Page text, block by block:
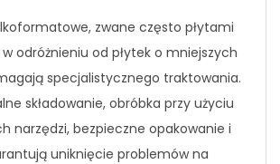
zwane często płytami
odróżnieniu od płytek o mniejszych
specjalistycznego traktowania.
składowanie, obróbka przy użyciu
narzędzi, bezpieczne opakowanie i
uniknięcie problemów na